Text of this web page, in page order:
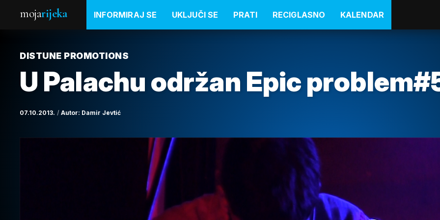
mojarijeka INFORMIRAJ SE UKLJUČI SE PRATI RECIGLASNO KALENDAR
DISTUNE PROMOTIONS
U Palachu održan Epic
07.10.2013. Autor: Damir Jevtić